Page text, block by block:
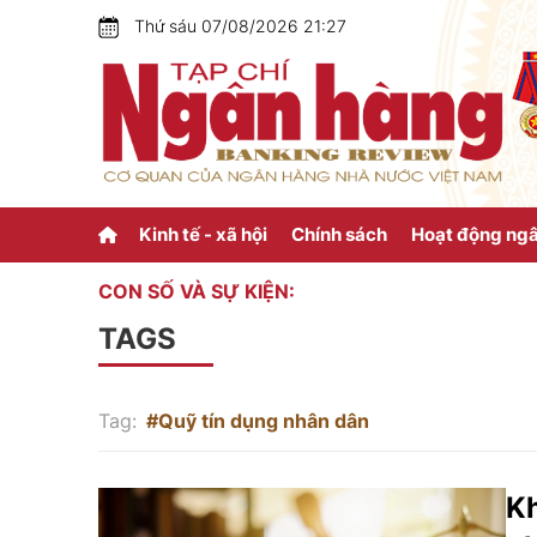
Thứ sáu 07/08/2026 21:27
Kinh tế - xã hội Chính sách Hoạt động
CON SỐ VÀ SỰ KIỆN:
TAGS
Tag: #Quỹ tín dụng nhân dân